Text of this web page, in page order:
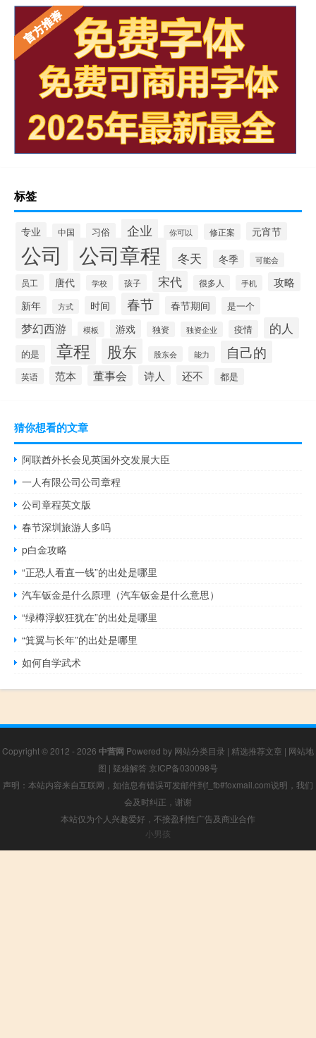
标签
专业 中国 习俗 企业 你可以 修正案 元宵节
公司 公司章程 冬天 冬季 可能会
员工 唐代 学校 孩子 宋代 很多人 手机 攻略
新年 方式 时间 春节 春节期间 是一个
梦幻西游 模板 游戏 独资 独资企业 疫情 的人
的是 章程 股东 股东会 能力 自己的
英语 范本 董事会 诗人 还不 都是
猜你想看的文章
阿联酋外长会见英国外交发展大臣
一人有限公司公司章程
公司章程英文版
春节深圳旅游人多吗
p白金攻略
“正恐人看直一钱”的出处是哪里
汽车钣金是什么原理（汽车钣金是什么意思）
“绿樽浮蚁狂犹在”的出处是哪里
“箕翼与长年”的出处是哪里
如何自学武术
Copyright © 2012 - 2026 中营网 Powered by 网站分类目录 | 精选推荐文章 | 网站地
图 | 疑难解答 京ICP备030098号
声明：本站内容来自互联网，如信息有错误可发邮件到f_fb#foxmail.com说明，我们
会及时纠正，谢谢
本站仅为个人兴趣爱好，不接盈利性广告及商业合作
小男孩